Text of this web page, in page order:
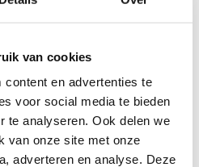
van cookies
en advertenties te
voor social media te bieden
te analyseren. Ook delen we
van onze site met onze
adverteren en analyse. Deze